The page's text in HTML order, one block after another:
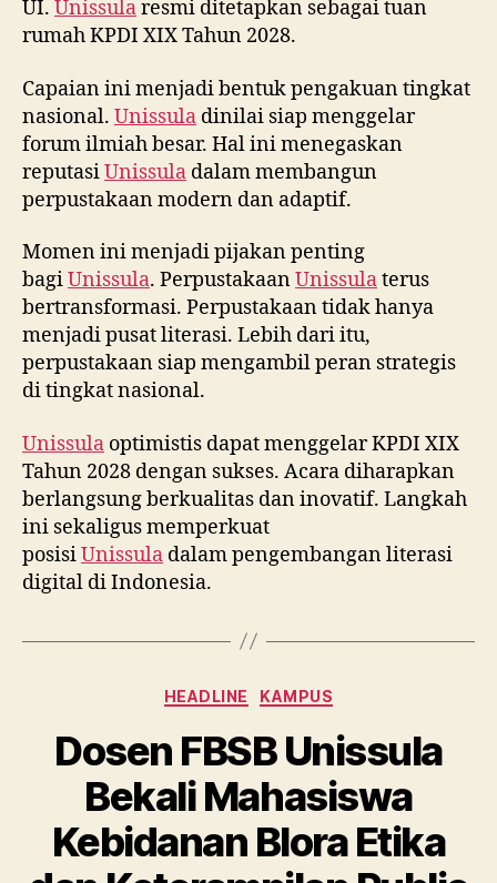
UI. Unissularesmi ditetapkan sebagai tuan
rumah KPDI XIX Tahun 2028.
Capaian ini menjadi bentuk pengakuan tingkat
nasional. Unissula dinilai siap menggelar
forum ilmiah besar. Hal ini menegaskan
reputasiUnissula dalam membangun
perpustakaan modern dan adaptif.
Momen ini menjadi pijakan penting
bagiUnissula. PerpustakaanUnissulaterus
bertransformasi. Perpustakaan tidak hanya
menjadi pusat literasi. Lebih dari itu,
perpustakaan siap mengambil peran strategis
di tingkat nasional.
Unissula optimistis dapat menggelar KPDI XIX
Tahun 2028 dengan sukses. Acara diharapkan
berlangsung berkualitas dan inovatif. Langkah
ini sekaligus memperkuat
posisiUnissula dalam pengembangan literasi
digital di Indonesia.
Categories
HEADLINE KAMPUS
Dosen FBSB Unissula
Bekali Mahasiswa
Kebidanan Blora Etika